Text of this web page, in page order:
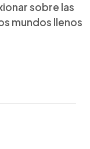
sobre las
mundos llenos